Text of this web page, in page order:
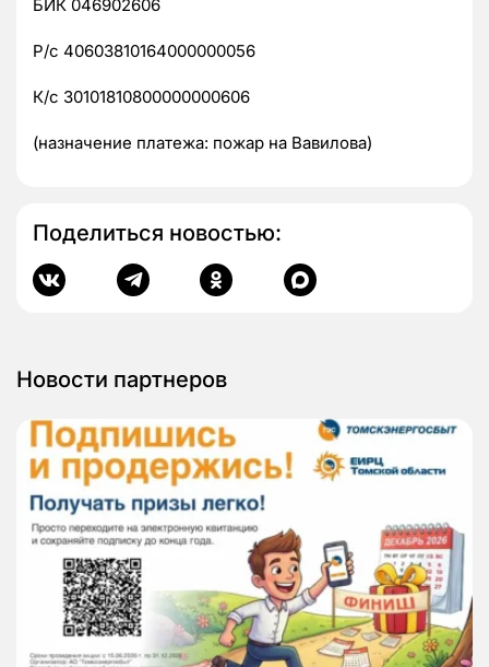
БИК 046902606
Р/с 40603810164000000056
К/с 30101810800000000606
(назначение платежа: пожар на Вавилова)
Поделиться новостью:
Новости партнеров